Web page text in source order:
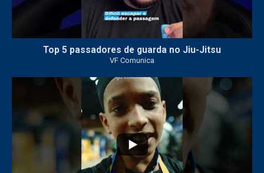
Top 5 passadores de guarda no Jiu-Jitsu
VF Comunica